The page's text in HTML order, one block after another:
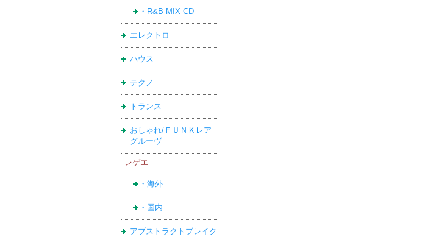
・R&B MIX CD
エレクトロ
ハウス
テクノ
トランス
おしゃれ/ＦＵＮＫレア
グルーヴ
レゲエ
・海外
・国内
アブストラクトブレイク